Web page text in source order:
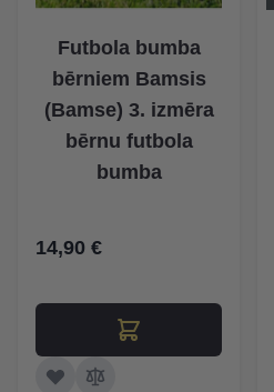
Futbola bumba
bērniem Bamsis
(Bamse) 3. izmēra
bērnu futbola
bumba
14,90 €